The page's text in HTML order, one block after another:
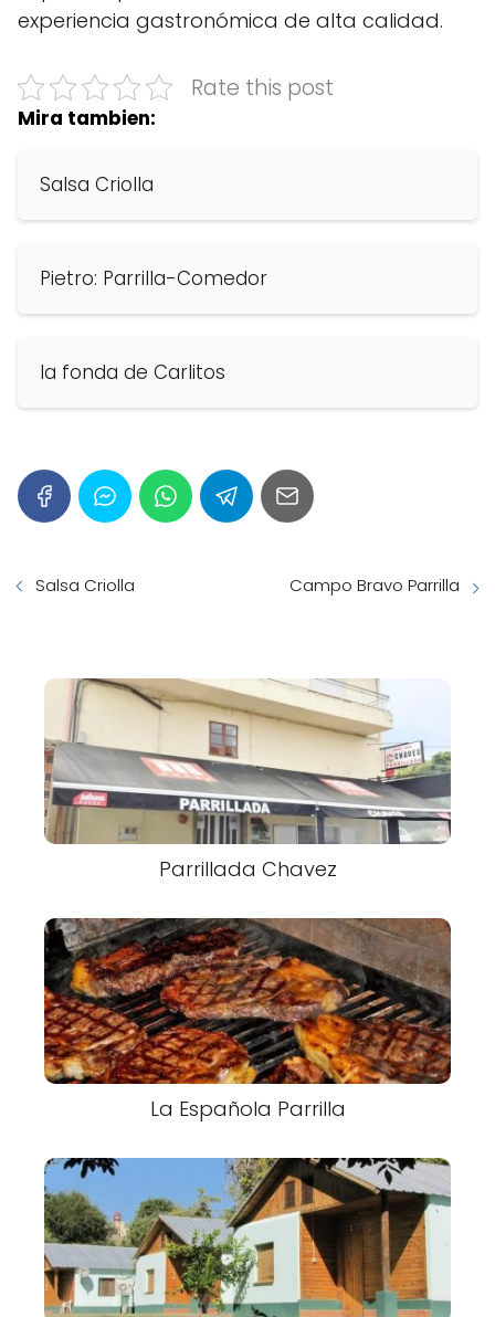
experiencia gastronómica de alta calidad.
Rate this post
Mira tambien:
Salsa Criolla
Pietro: Parrilla-Comedor
la fonda de Carlitos
Salsa Criolla Campo Bravo Parrilla
Parrillada Chavez
La Española Parrilla